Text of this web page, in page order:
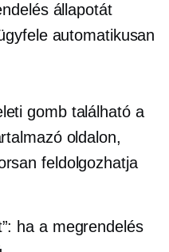
állapotát
automatikusan
gomb található a
oldalon,
feldolgozhatja
ha a megrendelés